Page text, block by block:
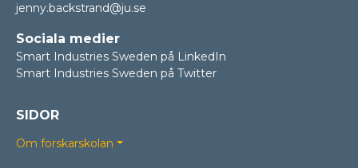
jenny.backstrand@ju.se
Sociala medier
Smart Industries Sweden på LinkedIn
Smart Industries Sweden på Twitter
SIDOR
Om forskarskolan